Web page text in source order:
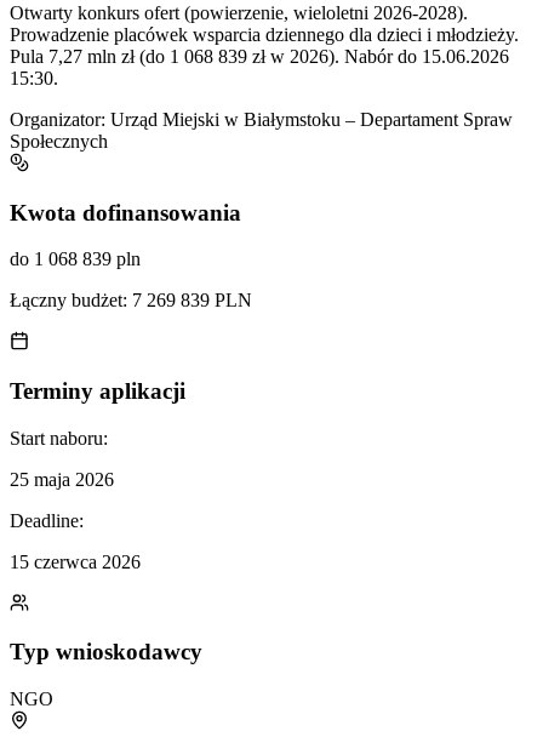
Otwarty konkurs ofert (powierzenie, wieloletni 2026-2028).
Prowadzenie placówek wsparcia dziennego dla dzieci i młodzieży.
Pula 7,27 mln zł (do 1 068 839 zł w 2026). Nabór do 15.06.2026
15:30.
Organizator: Urząd Miejski w Białymstoku – Departament Spraw
Społecznych
Kwota dofinansowania
do 1 068 839 pln
Łączny budżet: 7 269 839 PLN
Terminy aplikacji
Start naboru:
25 maja 2026
Deadline:
15 czerwca 2026
Typ wnioskodawcy
NGO